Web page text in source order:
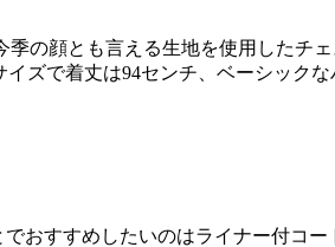
の顔とも言える生地を使用したチ
ズで着丈は94センチ、ベーシック
おすすめしたいのはライナー付コ